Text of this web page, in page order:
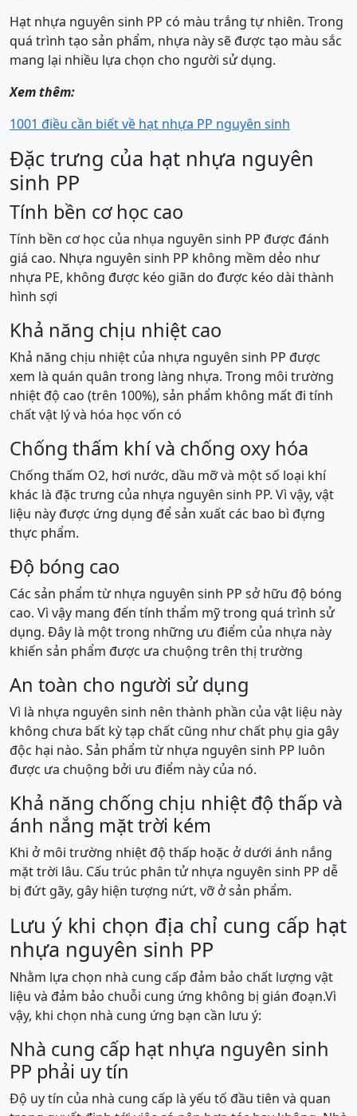
Hạt nhựa nguyên sinh PP có màu trắng tự nhiên. Trong
quá trình tạo sản phẩm, nhựa này sẽ được tạo màu sắc
mang lại nhiều lựa chọn cho người sử dụng.
Xem thêm:
1001 điều cần biết về hạt nhựa PP nguyên sinh
Đặc trưng của hạt nhựa nguyên
sinh PP
Tính bền cơ học cao
Tính bền cơ học của nhụa nguyên sinh PP được đánh
giá cao. Nhựa nguyên sinh PP không mềm dẻo như
nhựa PE, không được kéo giãn do được kéo dài thành
hình sợi
Khả năng chịu nhiệt cao
Khả năng chịu nhiệt của nhựa nguyên sinh PP được
xem là quán quân trong làng nhựa. Trong môi trường
nhiệt độ cao (trên 100%), sản phẩm không mất đi tính
chất vật lý và hóa học vốn có
Chống thấm khí và chống oxy hóa
Chống thấm O2, hơi nước, dầu mỡ và một số loại khí
khác là đặc trưng của nhựa nguyên sinh PP. Vì vậy, vật
liệu này được ứng dụng để sản xuất các bao bì đựng
thực phẩm.
Độ bóng cao
Các sản phẩm từ nhựa nguyên sinh PP sở hữu độ bóng
cao. Vì vậy mang đến tính thẩm mỹ trong quá trình sử
dụng. Đây là một trong những ưu điểm của nhựa này
khiến sản phẩm được ưa chuộng trên thị trường
An toàn cho người sử dụng
Vì là nhựa nguyên sinh nên thành phần của vật liệu này
không chưa bất kỳ tạp chất cũng như chất phụ gia gây
độc hại nào. Sản phẩm từ nhựa nguyên sinh PP luôn
được ưa chuộng bởi ưu điểm này của nó.
Khả năng chống chịu nhiệt độ thấp và
ánh nắng mặt trời kém
Khi ở môi trường nhiệt độ thấp hoặc ở dưới ánh nắng
mặt trời lâu. Cấu trúc phân tử nhựa nguyên sinh PP dễ
bị đứt gãy, gây hiện tượng nứt, vỡ ở sản phẩm.
Lưu ý khi chọn địa chỉ cung cấp hạt
nhựa nguyên sinh PP
Nhằm lựa chọn nhà cung cấp đảm bảo chất lượng vật
liệu và đảm bảo chuỗi cung ứng không bị gián đoạn.Vì
vậy, khi chọn nhà cung ứng bạn cần lưu ý:
Nhà cung cấp hạt nhựa nguyên sinh
PP phải uy tín
Độ uy tín của nhà cung cấp là yếu tố đầu tiên và quan